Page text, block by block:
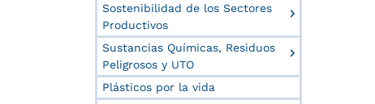
Sostenibilidad de los Sectores
Productivos
Sustancias Químicas, Residuos
Peligrosos y UTO
Plásticos por la vida